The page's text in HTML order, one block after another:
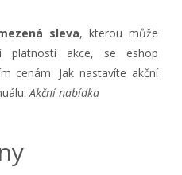
sleva, kterou může
platnosti akce, se eshop
cenám. Jak nastavíte akční
Akční nabídka